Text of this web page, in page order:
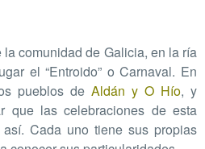
comunidad de Galicia, en la ría
el “Entroido” o Carnaval. En
pueblos de Aldán y O Hío, y
que las celebraciones de esta
Cada uno tiene sus propias